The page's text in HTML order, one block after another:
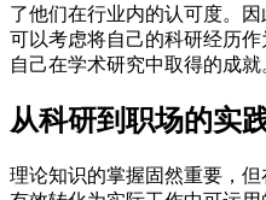
了他们在行业内的认可度。
可以考虑将自己的科研经历
自己在学术研究中取得的成就
从科研到职场的实
理论知识的掌握固然重要，